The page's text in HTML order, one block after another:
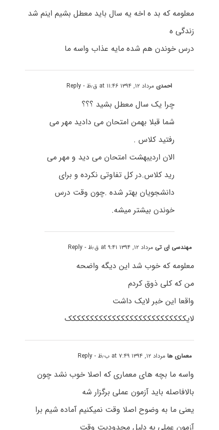
معلومه که بد ه اخه یه سال باید معطل بشیم اینم شد
زندگی ه
درس خوندن هم شده مایه عذاب واسه ما
احمدی مرداد ۱۲, ۱۳۹۴ at ۱۱:۴۶ ق٫ظ - Reply
چرا یک سال معطل بشید ؟؟؟
شما قبلا بهمن امتحان می دادید مهر می
رفتید کلاس .
الان اردیبهشت امتحان می دید و مهر می
رید کلاس.در کل تفاوتی نکرده و برای
دانشجویان بهتر شده .چون وقت درس
خوندن بیشتر میشه.
مهندسی ای تی مرداد ۱۲, ۱۳۹۴ at ۹:۴۱ ق٫ظ - Reply
معلومه که خوب شد این دیگه واضحه
من که کلی ذوق کردم
واقعا این خبر لایک داشت
لایککککککککککککککککککککککککککک
معماری هامرداد ۱۲, ۱۳۹۴ at ۷:۴۹ ب٫ظ - Reply
واسه ما بچه های معماری که اصلا خوب نشد چون
بالافاصله باید آزمون عملی برگزار شه
یعنی ما به وضوح اصلا وقت نمیکنیم آماده شیم برا
آزمون عملی به دلیل محدودیت وقت